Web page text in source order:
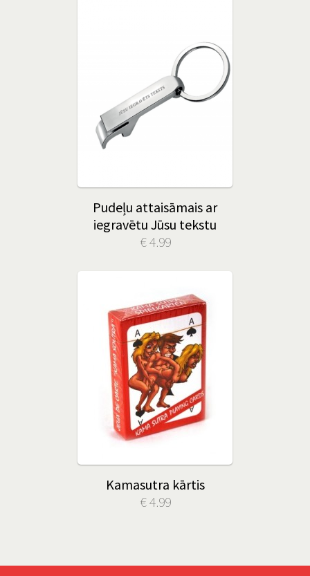
Pudeļu attaisāmais ar
iegravētu Jūsu tekstu
€ 4.99
Kamasutra kārtis
€ 4.99